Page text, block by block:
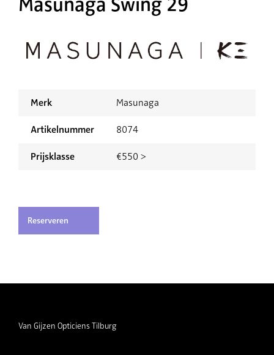
Merk Masunaga
Artikelnummer 8074
Prijsklasse €550 >
Reserveren
Van Gijzen Opticiens Tilburg